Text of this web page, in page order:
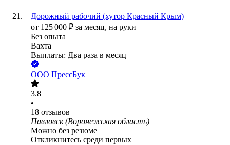
Дорожный рабочий (хутор Красный Крым)
от 125 000 ₽ за месяц, на руки
Без опыта
Вахта
Выплаты: Два раза в месяц
ООО ПрессБук
3.8
•
18 отзывов
Павловск (Воронежская область)
Можно без резюме
Откликнитесь среди первых